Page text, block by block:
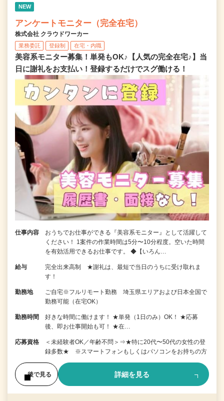
NEW
アンケートモニター（完全在宅）
株式会社 クラウドワーカー
業務委託 登録制 在宅・内職
美容系モニター募集！単発もOK♪【人気の完全在宅♪】当
日に謝礼をお支払い！登録するだけでスグ働ける！
仕事内容
おうちでお仕事ができる『美容系モニター』として活躍して
ください！ 1案件の作業時間は5分〜10分程度。空いた時間
を有効活用できるお仕事です。 ◆【いろん…
給与
完全出来高制 ★謝礼は、最短で当日のうちに受け取れま
す！
勤務地
ご自宅※フルリモート勤務 埼玉県エリアおよび日本全国で
勤務可能（在宅OK）
勤務時間
好きな時間に働けます！ ★単発（1日のみ）OK！ ★応募
後、即お仕事開始も可！ ★在…
応募資格
＜未経験者OK／年齢不問＞⇒★特に20代〜50代の女性の登
録多数★ ※スマートフォンもしくはパソコンをお持ちの方
後で見る 詳細を見る